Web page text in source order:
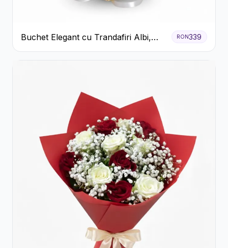
Buchet Elegant cu Trandafiri Albi,
Hortensie și Crizanteme Crem
RON339